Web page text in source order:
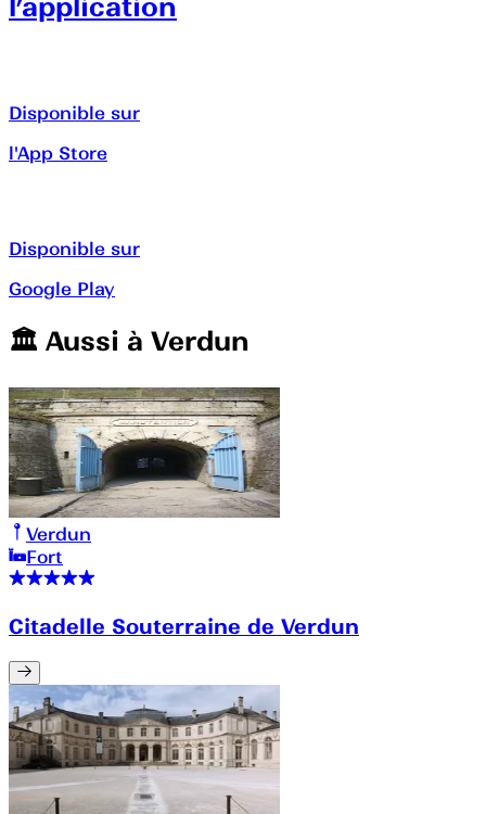
l’application
Disponible sur
l'App Store
Disponible sur
Google Play
🏛️️ Aussi à Verdun
Verdun
Fort
Citadelle Souterraine de Verdun